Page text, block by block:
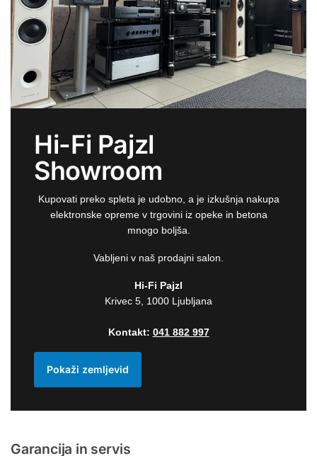
Hi-Fi Pajzl
Showroom
Kupovati preko spleta je udobno, a je izkušnja nakupa
elektronske opreme v trgovini iz opeke in betona
mnogo boljša.
Vabljeni v naš prodajni salon.
Hi-Fi Pajzl
Krivec 5, 1000 Ljubljana
Kontakt: 041 882 997
Pokaži zemljevid
Garancija in servis